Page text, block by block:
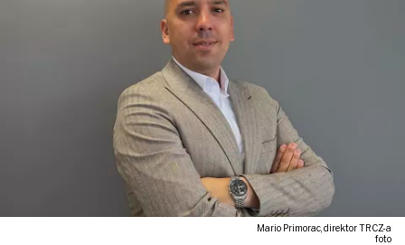
Mario Primorac, direktor TRCZ-a
foto